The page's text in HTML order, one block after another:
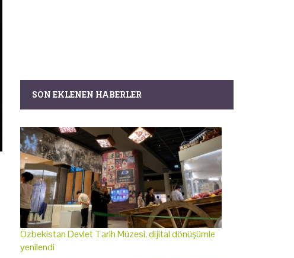
SON EKLENEN HABERLER
Özbekistan Devlet Tarih Müzesi, dijital dönüşümle
yenilendi